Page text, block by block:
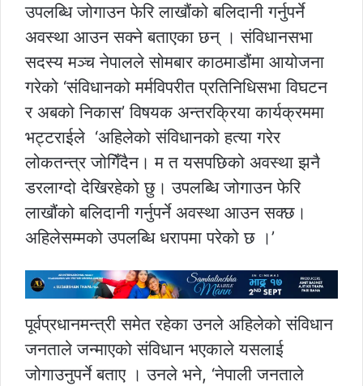
उपलब्धि जोगाउन फेरि लाखौंको बलिदानी गर्नुपर्ने
अवस्था आउन सक्ने बताएका छन् । संविधानसभा
सदस्य मञ्च नेपालले सोमबार काठमाडौंमा आयोजना
गरेको ‘संविधानको मर्मविपरीत प्रतिनिधिसभा विघटन
र अबको निकास’ विषयक अन्तरक्रिया कार्यक्रममा
भट्टराईले ‘अहिलेको संविधानको हत्या गरेर
लोकतन्त्र जोगिँदैन। म त यसपछिको अवस्था झनै
डरलाग्दो देखिरहेको छु। उपलब्धि जोगाउन फेरि
लाखौंको बलिदानी गर्नुपर्ने अवस्था आउन सक्छ।
अहिलेसम्मको उपलब्धि धरापमा परेको छ ।’
पूर्वप्रधानमन्त्री समेत रहेका उनले अहिलेको संविधान
जनताले जन्माएको संविधान भएकाले यसलाई
जोगाउनुपर्ने बताए । उनले भने, ‘नेपाली जनताले